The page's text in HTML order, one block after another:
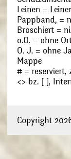
Leinen =
Pappband, =
Broschiert =
o.O. = ohne
O. J. = ohne
Mappe
# = reserviert,
<> bz. [ ],
Copyright